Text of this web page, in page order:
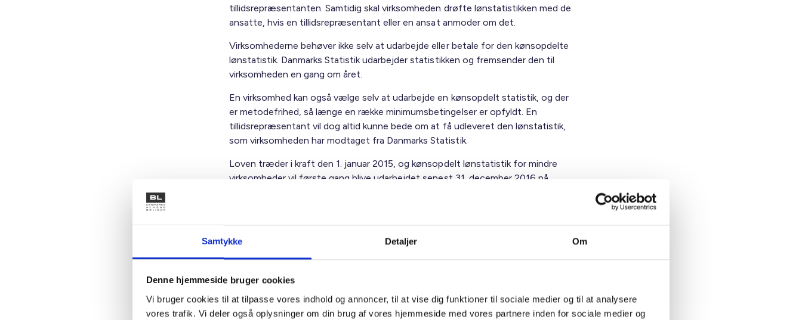
Samtykke Detaljer Om
Denne hjemmeside bruger cookies
Vi bruger cookies til at tilpasse vores indhold og annoncer, til at vise dig funktioner til sociale medier og til at analysere
vores trafik. Vi deler også oplysninger om din brug af vores hjemmeside med vores partnere inden for sociale medier og
tillidsrepræsentanten. Samtidig skal virksomheden drøfte lønstatistikken med de
ansatte, hvis en tillidsrepræsentant eller en ansat anmoder om det.
Virksomhederne behøver ikke selv at udarbejde eller betale for den kønsopdelte
lønstatistik. Danmarks Statistik udarbejder statistikken og fremsender den til
virksomheden en gang om året.
En virksomhed kan også vælge selv at udarbejde en kønsopdelt statistik, og der
er metodefrihed, så længe en række minimumsbetingelser er opfyldt. En
tillidsrepræsentant vil dog altid kunne bede om at få udleveret den lønstatistik,
som virksomheden har modtaget fra Danmarks Statistik.
Loven træder i kraft den 1. januar 2015, og kønsopdelt lønstatistik for mindre
virksomheder vil første gang blive udarbejdet senest 31. december 2016 på
Med venlig hilsen
Bent Madsen / Lars Schmidt